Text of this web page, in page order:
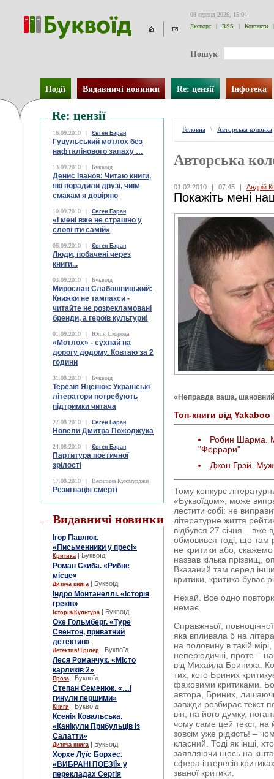
08 серпня 2026, 15:04
Експорт
| RSS | Контакти |
Пошук
Події Видавничі новинки Re: цензії Інфотека
Re: цензії
16.09.2010 | Євген Баран
Гуцульський мотлох без
нафталінового запаху …
13.09.2010 | Буквоїд
Денис Іванов: Читаю книги,
які порадили друзі, чиїм
смакам я довіряю
10.09.2010 | Євген Баран
«І мені вже не страшно у
слові іти самій»
06.09.2010 | Євген Баран
Люди, побачені через
книги...
03.09.2010 | Буквоїд
Мирослав Слабошпицький:
Книжки не тампакси -
читайте не розрекламовані
бренди, а героїв культури!
01.09.2010 | Юлія Скорода
«Мотлох» - сухпай на
дорогу додому. Ковтаю за 2
години
31.08.2010 | Буквоїд
Терезія Яценюк: Українські
літератори потребують
підтримки читача
27.08.2010 | Євген Баран
Новели Дмитра Пожоджука
24.08.2010 | Євген Баран
Партитура поетичної
зрілості
17.08.2010 | Василина Куюмурджи
Резигнація смерті
Видавничі новинки
Ігор Павлюк.
«Письменники у пресі»
Критика | Буквоїд
Роман Скиба. «Рибне
місце»
Дитяча книга | Буквоїд
Індро Монтанеллі. «Історія
греків»
Історія/Культура | Буквоїд
Оке Гольмберг. «Туре
Свентон, приватний
детектив»
Детектив/Трілер | Буквоїд
Леся Романчук. «Місто
карликів 2»
Проза | Буквоїд
Степан Семенюк. «…І
гинули першими»
Книги | Буквоїд
Ксенія Ковальська.
«Канікули Прибульців із
Салатти»
Дитяча книга | Буквоїд
Хорхе Луїс Борхес.
«ВИБРАНІ ПОЕЗІЇ» у
перекладах Сергія
Головна \ Авторська колонка
Авторська
01.02.2010 | 07:45 | Андрій
Покажіть мені
«Неправда ваша,
Топ-книги від Yakaboo
Робин Шарма.
"Феррари"
Джон Грэй.
Тому конкурс
«Буквоїдом», може
лестити собі: не
літературне життя
відбувся 27 січня – вже
обмовився тоді, що там
не критики або,
назвав кілька прізвищ,
Вказаний там серед
критики, критика буває
Нехай. Все одно
немає.
Справжньої,
яка впливала б на
на половину в такій
неперіодичні, проте –
від Михайла Бриниха.
тих, кого Бриних
фаховими критиками.
автора, Бриних,
завжди розбирає текст
він, на його думку,
чому саме цей текст,
зовсім уже рідкість! –
класний. Тоді як інші,
заявляючи щось на
сфера інтересів
званої критики.